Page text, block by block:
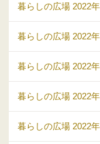
暮らしの広場 2022
暮らしの広場 2022
暮らしの広場 2022
暮らしの広場 2022
暮らしの広場 2022